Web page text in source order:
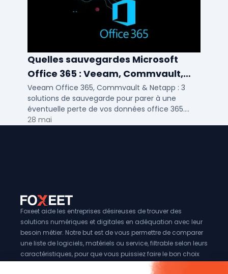
Quelles sauvegardes Microsoft
Office 365 : Veeam, Commvault,
Netapp
Veeam Office 365, Commvault & Netapp : 3
solutions de sauvegarde pour parer à une
éventuelle perte de vos données office 365.
Voici notre ...
28 mai
Foxeet aide les entreprises désireuses de trouver des
solutions numériques et digitales en adéquation avec leur
besoin métier. Notre but est de vous permettre de comparer
une liste de logiciels, matériels ou service, filtrable selon leurs
caractéristiques, pour que vous puissiez faire le bon choix